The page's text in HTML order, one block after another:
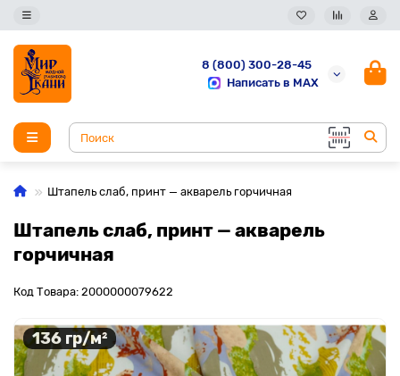
8 (800) 300-28-45
Написать в MAX
Штапель слаб, принт — акварель горчичная
Штапель слаб, принт — акварель
горчичная
Код Товара: 2000000079622
136 гр/м²